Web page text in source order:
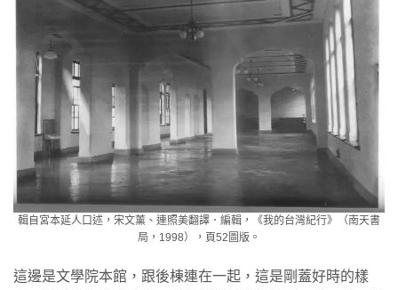
輯自宮本延人口述，宋文薰、連照美翻譯．編輯，《我的台灣紀行》（南天書
局，1998），頁52圖版。
這邊是文學院本館，跟後棟連在一起，這是剛蓋好時的樣